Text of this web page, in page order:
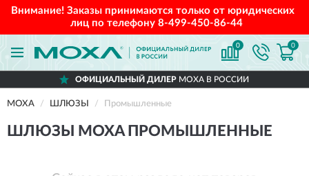
Внимание! Заказы принимаются только от юридических
лиц по телефону 8-499-450-86-44
0 0
ОФИЦИАЛЬНЫЙ ДИЛЕРMOXA В РОССИИ
MOXA ШЛЮЗЫ Промышленные
ШЛЮЗЫ MOXA ПРОМЫШЛЕННЫЕ